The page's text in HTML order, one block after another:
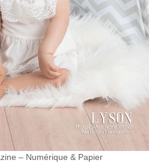
– Numérique & Papier